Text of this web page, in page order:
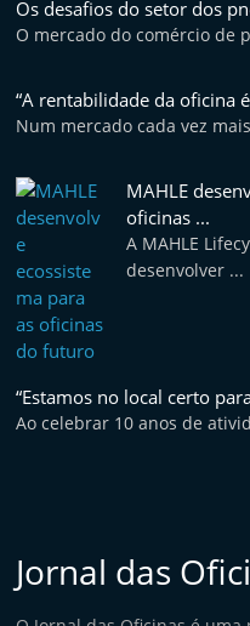
Os desafios do setor dos
O mercado do comércio de
“A rentabilidade da oficina
Num mercado cada vez
MAHLE
oficinas ...
A MAHLE
desenvolver ...
“Estamos no local certo
Ao celebrar 10 anos de
Jornal das